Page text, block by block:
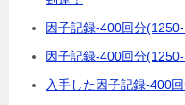
因子記録-400回分
因子記録-400回分
入手した因子記録-400